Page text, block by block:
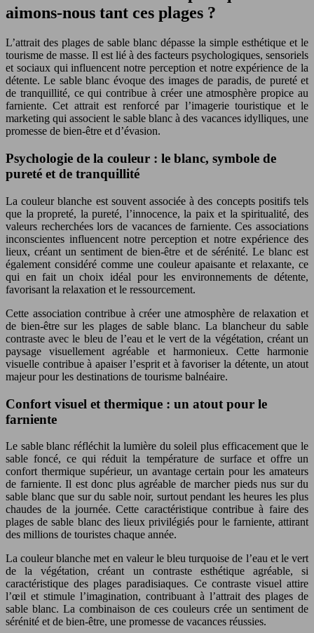
aimons-nous tant ces plages ?
L’attrait des plages de sable blanc dépasse la simple esthétique et le
tourisme de masse. Il est lié à des facteurs psychologiques, sensoriels
et sociaux qui influencent notre perception et notre expérience de la
détente. Le sable blanc évoque des images de paradis, de pureté et
de tranquillité, ce qui contribue à créer une atmosphère propice au
farniente. Cet attrait est renforcé par l’imagerie touristique et le
marketing qui associent le sable blanc à des vacances idylliques, une
promesse de bien-être et d’évasion.
Psychologie de la couleur : le blanc, symbole de
pureté et de tranquillité
La couleur blanche est souvent associée à des concepts positifs tels
que la propreté, la pureté, l’innocence, la paix et la spiritualité, des
valeurs recherchées lors de vacances de farniente. Ces associations
inconscientes influencent notre perception et notre expérience des
lieux, créant un sentiment de bien-être et de sérénité. Le blanc est
également considéré comme une couleur apaisante et relaxante, ce
qui en fait un choix idéal pour les environnements de détente,
favorisant la relaxation et le ressourcement.
Cette association contribue à créer une atmosphère de relaxation et
de bien-être sur les plages de sable blanc. La blancheur du sable
contraste avec le bleu de l’eau et le vert de la végétation, créant un
paysage visuellement agréable et harmonieux. Cette harmonie
visuelle contribue à apaiser l’esprit et à favoriser la détente, un atout
majeur pour les destinations de tourisme balnéaire.
Confort visuel et thermique : un atout pour le
farniente
Le sable blanc réfléchit la lumière du soleil plus efficacement que le
sable foncé, ce qui réduit la température de surface et offre un
confort thermique supérieur, un avantage certain pour les amateurs
de farniente. Il est donc plus agréable de marcher pieds nus sur du
sable blanc que sur du sable noir, surtout pendant les heures les plus
chaudes de la journée. Cette caractéristique contribue à faire des
plages de sable blanc des lieux privilégiés pour le farniente, attirant
des millions de touristes chaque année.
La couleur blanche met en valeur le bleu turquoise de l’eau et le vert
de la végétation, créant un contraste esthétique agréable, si
caractéristique des plages paradisiaques. Ce contraste visuel attire
l’œil et stimule l’imagination, contribuant à l’attrait des plages de
sable blanc. La combinaison de ces couleurs crée un sentiment de
sérénité et de bien-être, une promesse de vacances réussies.